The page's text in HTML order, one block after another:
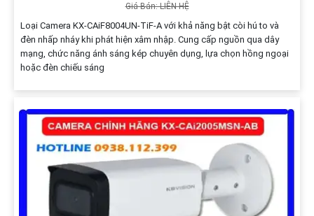
Giá Bán: LIÊN HỆ
Loại Camera KX-CAiF8004UN-TiF-A với khả năng bật còi hú to và
đèn nhấp nháy khi phát hiện xâm nhập. Cung cấp nguồn qua dây
mạng, chức năng ánh sáng kép chuyên dụng, lựa chọn hồng ngoại
hoặc đèn chiếu sáng